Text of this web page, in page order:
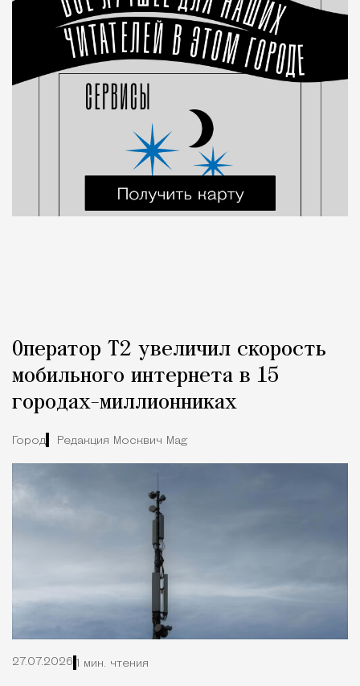
Оператор Т2 увеличил скорость
мобильного интернета в 15
городах-миллионниках
Город Редакция Москвич Mag
27.07.2026 1 мин. чтения